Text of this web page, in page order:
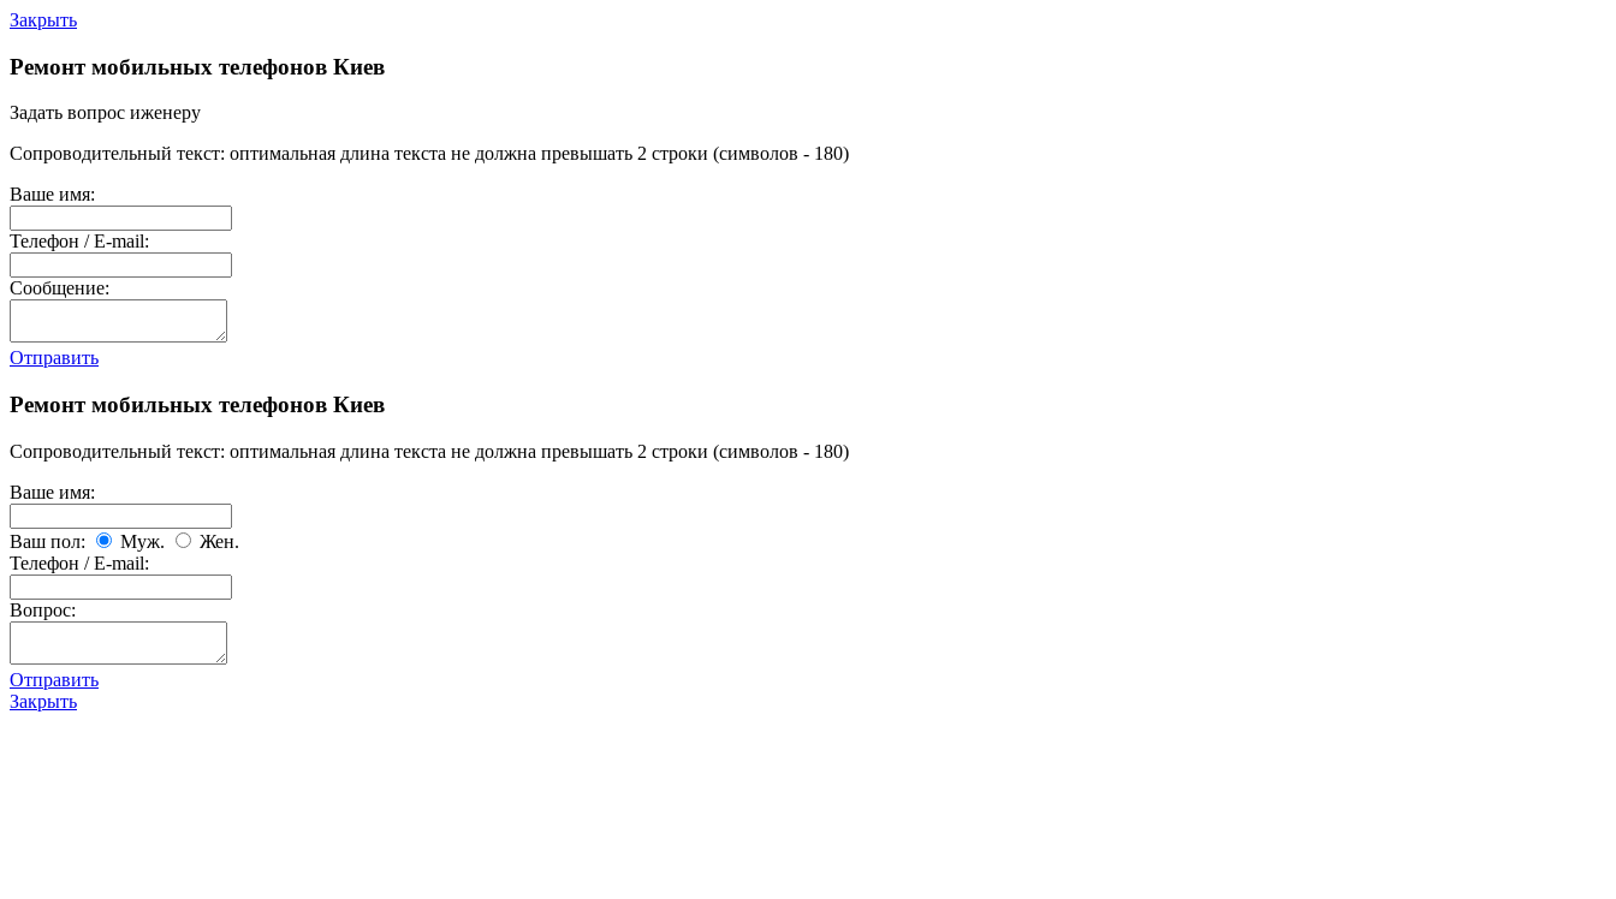
Закрыть
Ремонт мобильных телефонов Киев
Задать вопрос иженеру
Сопроводительный текст: оптимальная длина текста не должна превышать 2 строки (символов - 180)
Ваше имя:
Телефон / E-mail:
Сообщение:
Отправить
Ремонт мобильных телефонов Киев
Сопроводительный текст: оптимальная длина текста не должна превышать 2 строки (символов - 180)
Ваше имя:
Ваш пол: Муж.
Жен.
Телефон / E-mail:
Вопрос:
Отправить
Закрыть